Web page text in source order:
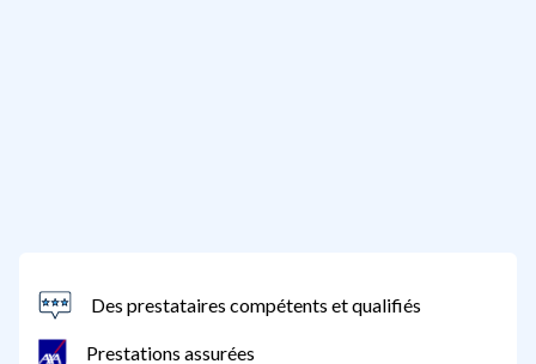
Des prestataires compétents et qualifiés
Prestations assurées